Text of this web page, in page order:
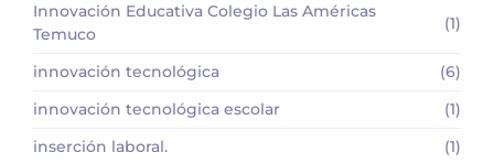
Innovación Educativa Colegio Las Américas
Temuco
(1)
innovación tecnológica
(6)
innovación tecnológica escolar
(1)
inserción laboral.
(1)